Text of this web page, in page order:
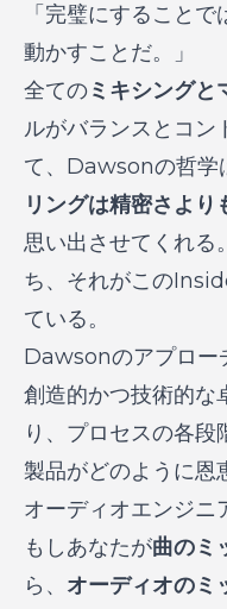
「完璧にすること
動かすことだ。」
全てのミキシングと
ルがバランスとコン
て、Dawsonの哲学
リングは精密さより
思い出させてくれる
ち、それがこの
ている。
Dawsonのアプロー
創造的かつ技術的な
り、プロセスの各
製品がどのように恩
オーディオエンジニ
もしあなたが曲のミ
ら、 オーディオのミ